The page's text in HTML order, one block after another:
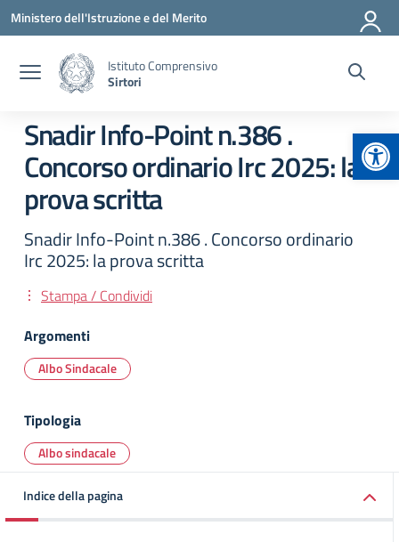
Vai ai contenuti
Vai al menu di navigazione
Vai al footer
Ministero dell'Istruzione e del Merito
Istituto Comprensivo
Sirtori
Snadir Info-Point n.386 .
Concorso ordinario Irc 2025: la
prova scritta
Snadir Info-Point n.386 . Concorso ordinario
Irc 2025: la prova scritta
Stampa / Condividi
Argomenti
Albo Sindacale
Tipologia
Albo sindacale
Indice della pagina